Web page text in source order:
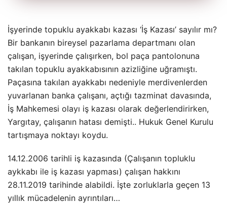
İşyerinde topuklu ayakkabı kazası ‘İş Kazası’ sayılır mı?
Bir bankanın bireysel pazarlama departmanı olan
çalışan, işyerinde çalışırken, bol paça pantolonuna
takılan topuklu ayakkabısının azizliğine uğramıştı.
Paçasına takılan ayakkabı nedeniyle merdivenlerden
yuvarlanan banka çalışanı, açtığı tazminat davasında,
İş Mahkemesi olayı iş kazası olarak değerlendirirken,
Yargıtay, çalışanın hatası demişti.. Hukuk Genel Kurulu
tartışmaya noktayı koydu.
14.12.2006 tarihli iş kazasında (Çalışanın topluklu
aykkabı ile iş kazası yapması) çalışan hakkını
28.11.2019 tarihinde alabildi. İşte zorluklarla geçen 13
yıllık mücadelenin ayrıntıları…